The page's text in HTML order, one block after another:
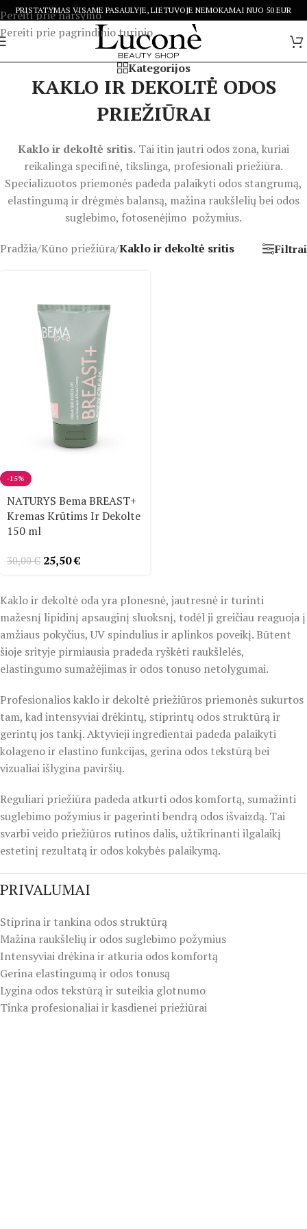
Pereiti prie naršymo
Pereiti prie pagrindinio turinio
PRISTATYMAS VISAME PASAULYJE, LIETUVOJE NEMOKAMAI NUO 50 EUR
Kategorijos
KAKLO IR DEKOLTĖ ODOS
PRIEŽIŪRAI
Kaklo ir dekoltė sritis. Tai itin jautri odos zona, kuriai
reikalinga specifinė, tikslinga, profesionali priežiūra.
Specializuotos priemonės padeda palaikyti odos stangrumą,
elastingumą ir drėgmės balansą, mažina raukšlelių bei odos
suglebimo, fotosenėjimo požymius.
Pradžia/Kūno priežiūra/Kaklo ir dekoltė sritis Filtrai
-15%
NATURYS Bema BREAST+
Kremas Krūtims Ir Dekolte
150 ml
30,00€ 25,50€
Kaklo ir dekoltė oda yra plonesnė, jautresnė ir turinti
mažesnį lipidinį apsauginį sluoksnį, todėl ji greičiau reaguoja į
amžiaus pokyčius, UV spindulius ir aplinkos poveikį. Būtent
šioje srityje pirmiausia pradeda ryškėti raukšlelės,
elastingumo sumažėjimas ir odos tonuso netolygumai.
Profesionalios kaklo ir dekoltė priežiūros priemonės sukurtos
tam, kad intensyviai drėkintų, stiprintų odos struktūrą ir
gerintų jos tankį. Aktyvieji ingredientai padeda palaikyti
kolageno ir elastino funkcijas, gerina odos tekstūrą bei
vizualiai išlygina paviršių.
Reguliari priežiūra padeda atkurti odos komfortą, sumažinti
suglebimo požymius ir pagerinti bendrą odos išvaizdą. Tai
svarbi veido priežiūros rutinos dalis, užtikrinanti ilgalaikį
estetinį rezultatą ir odos kokybės palaikymą.
PRIVALUMAI
Stiprina ir tankina odos struktūrą
Mažina raukšlelių ir odos suglebimo požymius
Intensyviai drėkina ir atkuria odos komfortą
Gerina elastingumą ir odos tonusą
Lygina odos tekstūrą ir suteikia glotnumo
Tinka profesionaliai ir kasdienei priežiūrai